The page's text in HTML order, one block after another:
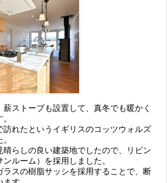
ストーブも設置して、真冬でも暖かく
れたというイギリスのコッツウォルズ
晴らしの良い建築地でしたので、リビン
ルーム）を採用しました。
ラスの樹脂サッシを採用することで、断